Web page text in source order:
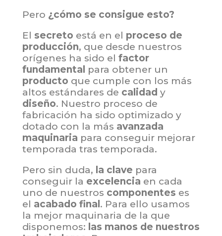
Pero ¿cómo se consigue esto?
El secreto está en el proceso de
producción, que desde nuestros
orígenes ha sido el factor
fundamental para obtener un
producto que cumple con los más
altos estándares de calidad y
diseño. Nuestro proceso de
fabricación ha sido optimizado y
dotado con la más avanzada
maquinaria para conseguir mejorar
temporada tras temporada.
Pero sin duda, la clave para
conseguir la excelencia en cada
uno de nuestros componentes es
el acabado final . Para ello usamos
la mejor maquinaria de la que
disponemos: las manos de nuestros